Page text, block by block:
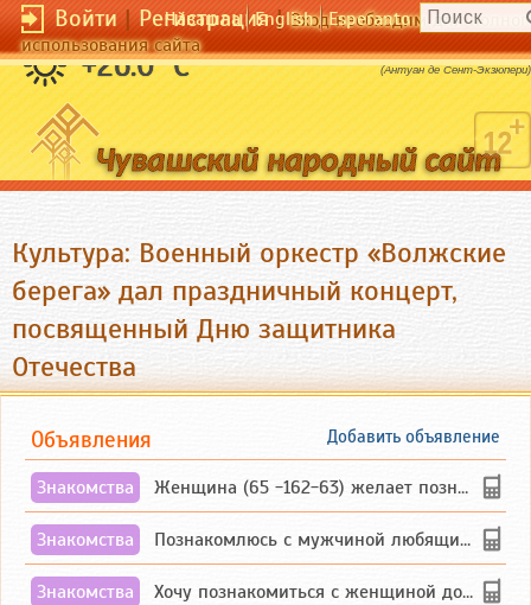
Войти|Регистрация|Вход необходим для
использования сайта
Чӑвашла English Esperanto
+26.0 °C Мы в ответе за тех, кого приручили.
(Антуан де Сент-Экзюпери)
Культура: Военный оркестр «Волжские
берега» дал праздничный концерт,
посвященный Дню защитника
Отечества
Добавить объявление
Объявления
Знакомства Женщина (65 -162-63) желает познакомиться с одиноким, добродушным, без вредных ...
Знакомства Познакомлюсь с мужчиной любящим танцевать и петь на родном чувашском языке
Знакомства Хочу познакомиться с женщиной до 55 лет чувашской или русской национальности дл...